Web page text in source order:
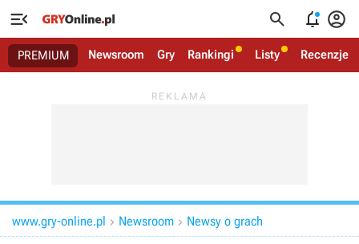
   
PREMIUM Newsroom Gry Rankingi Listy Recenzje
www.gry-online.pl  Newsroom  Newsy o grach